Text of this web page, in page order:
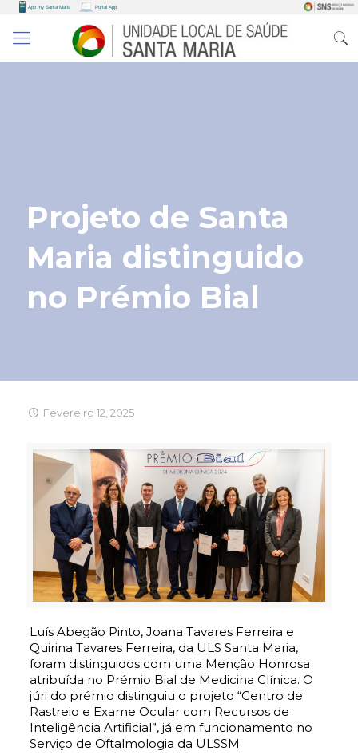
Projeto de Santa
Maria distinguido
no Prémio Bial
Fevereiro 12, 2025
Luís Abegão Pinto, Joana Tavares Ferreira e
Quirina Tavares Ferreira, da ULS Santa Maria,
foram distinguidos com uma Menção Honrosa
atribuída no Prémio Bial de Medicina Clínica. O
júri do prémio distinguiu o projeto “Centro de
Rastreio e Exame Ocular com Recursos de
Inteligência Artificial”, já em funcionamento no
Serviço de Oftalmologia da ULSSM